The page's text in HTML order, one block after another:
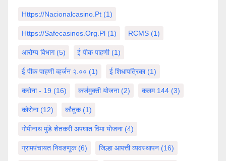
Https://nacionalcasino.pt (1)
Https://safecasinos.org.pl (1) RCMS (1)
आरोग्य विभाग(5) ई पीक पाहणी(1)
ई पीक पाहणी व्हर्जन २.०० (1) ई शिधापत्रिका(1)
करोना - 19 (16) कर्जमुक्ती योजना(2) कलम 144 (3)
कोरोना(12) कौतुक(1)
गोपीनाथ मुंडे शेतकरी अपघात विमा योजना(4)
ग्रामपंचायत निवडणूक(6) जिल्हा आपत्ती व्यवस्थापन (16)